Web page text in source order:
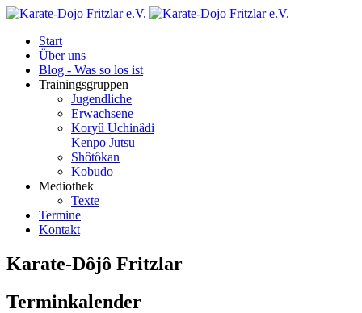
Start
Über uns
Blog - Was so los ist
Trainingsgruppen
Jugendliche
Erwachsene
Koryû Uchinâdi
Kenpo Jutsu
Shôtôkan
Kobudo
Mediothek
Texte
Termine
Kontakt
Karate-Dôjô Fritzlar
Terminkalender